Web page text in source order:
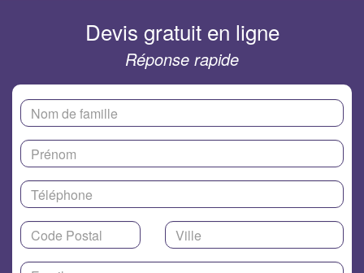
Devis gratuit en ligne
Réponse rapide